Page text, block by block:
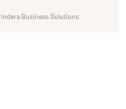
Indera Business Solutions